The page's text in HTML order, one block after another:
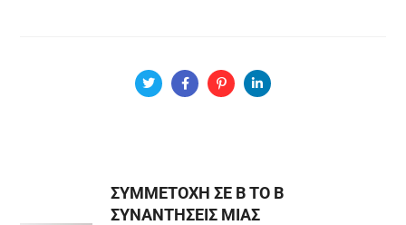
ΣΥΜΜΕΤΟΧΗ ΣΕ Β ΤΟ Β
ΣΥΝΑΝΤΗΣΕΙΣ ΜΙΑΣ